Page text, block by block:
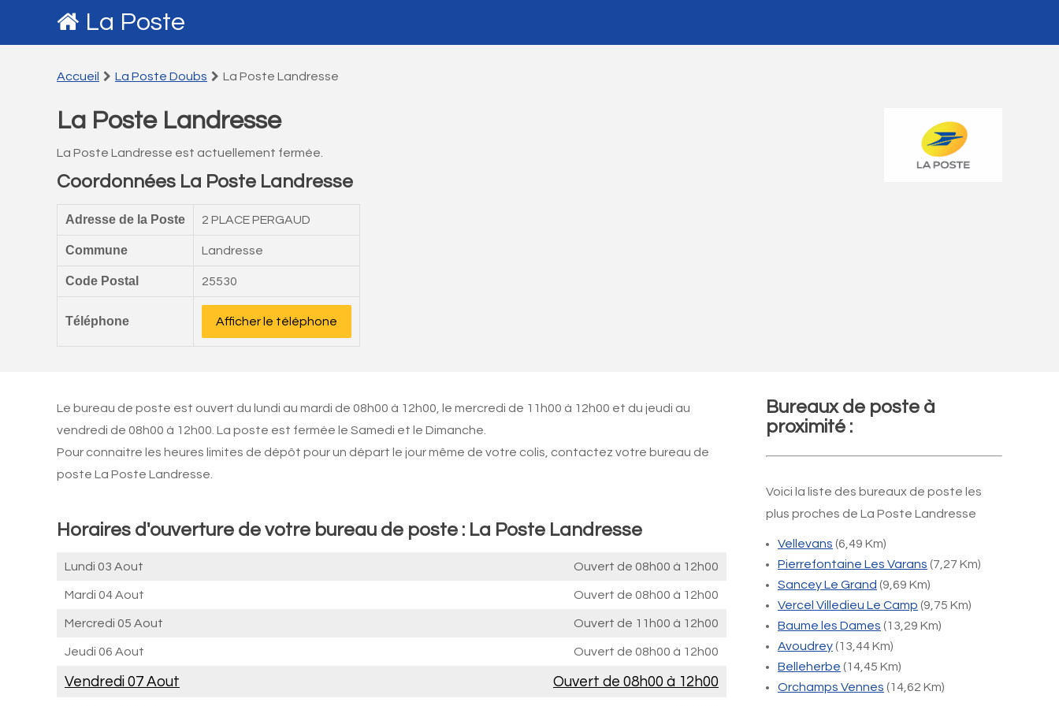
La Poste
Accueil La Poste Doubs La Poste Landresse
La Poste Landresse
La Poste Landresse est actuellement fermée.
Coordonnées La Poste Landresse
Adresse de la Poste 2 PLACE PERGAUD
Commune Landresse
Code Postal 25530
Téléphone Afficher le téléphone
Le bureau de poste est ouvert du lundi au mardi de 08h00 à 12h00, le mercredi de 11h00 à 12h00 et du jeudi au
vendredi de 08h00 à 12h00. La poste est fermée le Samedi et le Dimanche.
Pour connaitre les heures limites de dépôt pour un départ le jour même de votre colis, contactez votre bureau de
poste La Poste Landresse.
Horaires d'ouverture de votre bureau de poste : La Poste Landresse
Lundi 03 Aout Ouvert de 08h00 à 12h00
Mardi 04 Aout Ouvert de 08h00 à 12h00
Mercredi 05 Aout Ouvert de 11h00 à 12h00
Jeudi 06 Aout Ouvert de 08h00 à 12h00
Vendredi 07 Aout Ouvert de 08h00 à 12h00
Bureaux de poste à
proximité :
Voici la liste des bureaux de poste les
plus proches de La Poste Landresse
Vellevans (6,49 Km)
Pierrefontaine Les Varans (7,27 Km)
Sancey Le Grand (9,69 Km)
Vercel Villedieu Le Camp (9,75 Km)
Baume les Dames (13,29 Km)
Avoudrey(13,44 Km)
Belleherbe (14,45 Km)
Orchamps Vennes (14,62 Km)